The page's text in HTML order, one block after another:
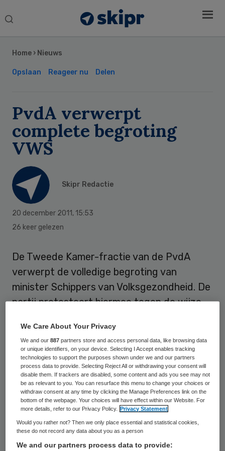
Search
Home › Nieuws
Opslaan Reageer nu Delen
PvdA verwerpt
complete begroting
VWS
Skipr Redactie
20 december 2011, 15:53
26 keer gelezen
De Tweede Kamer-fractie van de PvdA
verwerpt de volledige begroting van
minister Schippers van Volksgezondheid. De
partij protesteert hiermee tegen de wijze
vorm geeft, zo meldt dagblad Trouw.
De PvdA vindt dat minister Schippers
rekent met niet-betrouwbare cijfers. Ook
zijn de sociaal-democraten ontstemd over
het feit dat de minister bij de behandeling
van haar begroting alle
wijzigingsvoorstellen die van de PvdA
kwamen verwierp.
Sidebar
We Care About Your Privacy
We and our887 partners store and access personal data, like browsing data
or unique identifiers, on your device. Selecting I Accept enables tracking
technologies to support the purposes shown under we and our partners
process data to provide. Selecting Reject All or withdrawing your consent will
disable them. If trackers are disabled, some content and ads you see may not
be as relevant to you. You can resurface this menu to change your choices or
withdraw consent at any time by clicking the Manage Preferences link on the
bottom of the webpage. Your choices will have effect within our Website. For
more details, refer to our Privacy Policy.
Privacy Statement
Would you rather not? Then we only place essential and statistical cookies,
these do not record any data about you as a person
We and our partners process data to provide: